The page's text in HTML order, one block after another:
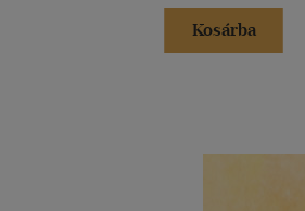
Kosárba